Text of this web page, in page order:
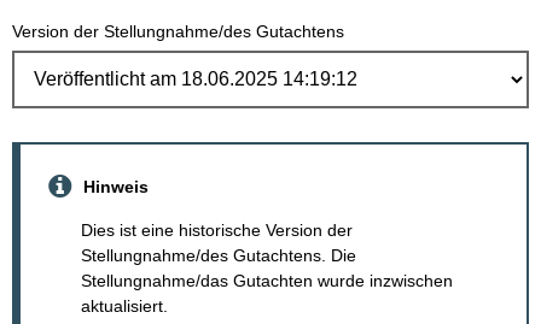
Version der Stellungnahme/des Gutachtens
Hinweis
Dies ist eine historische Version der
Stellungnahme/des Gutachtens. Die
Stellungnahme/das Gutachten wurde inzwischen
aktualisiert.